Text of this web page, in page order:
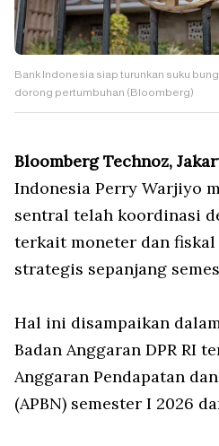
Bank Indonesia siap turunkan suku
dorong pertumbuhan (Bloomberg)
Bloomberg Technoz,
Indonesia Perry Warjiyo
sentral telah koordinasi
terkait moneter dan
strategis sepanjang
Hal ini disampaikan
Badan Anggaran DPR RI
Anggaran Pendapatan
(APBN) semester I 2026